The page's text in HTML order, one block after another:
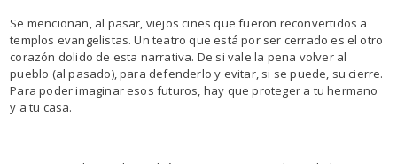
Se mencionan, al pasar, viejos cines que fueron reconvertidos a
templos evangelistas. Un teatro que está por ser cerrado es el otro
corazón dolido de esta narrativa. De si vale la pena volver al
pueblo (al pasado), para defenderlo y evitar, si se puede, su cierre.
Para poder imaginar esos futuros, hay que proteger a tu hermano
y a tu casa.